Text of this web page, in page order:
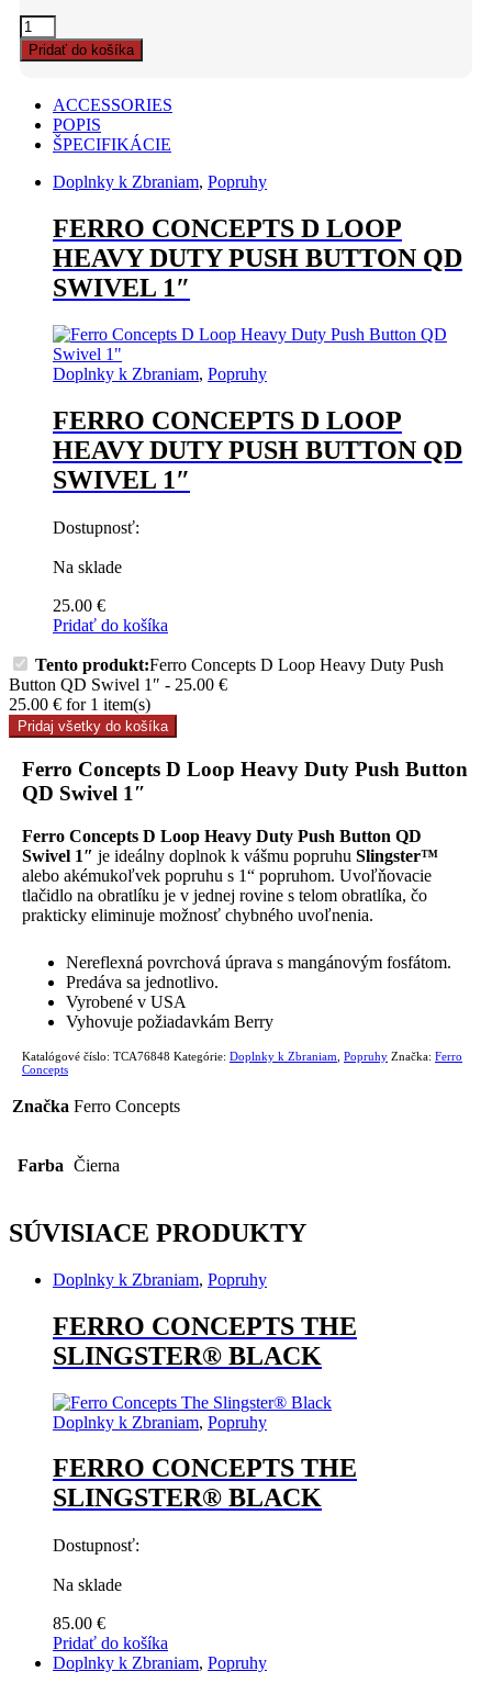
Ferro
Concepts
D
Heavy
Duty
Push
QD
quantity
Pridať do košíka
ACCESSORIES
POPIS
ŠPECIFIKÁCIE
Doplnky k Zbraniam, Popruhy
FERRO CONCEPTS D LOOP
HEAVY DUTY PUSH BUTTON QD
SWIVEL 1″
Doplnky k Zbraniam, Popruhy
FERRO CONCEPTS D LOOP
HEAVY DUTY PUSH BUTTON QD
SWIVEL 1″
Dostupnosť:
Na sklade
25.00 €
Pridať do košíka
Tento produkt:Ferro Concepts D Loop Heavy Duty Push
Button QD Swivel 1″ - 25.00 €
25.00 € for 1 item(s)
Pridaj všetky do košíka
Ferro Concepts D Loop Heavy Duty Push Button
QD Swivel 1″
Ferro Concepts D Loop Heavy Duty Push Button QD
Swivel 1″ je ideálny doplnok k vášmu popruhu Slingster™
alebo akémukoľvek popruhu s 1“ popruhom. Uvoľňovacie
tlačidlo na obratlíku je v jednej rovine s telom obratlíka, čo
prakticky eliminuje možnosť chybného uvoľnenia.
Nereflexná povrchová úprava s mangánovým fosfátom.
Predáva sa jednotlivo.
Vyrobené v USA
Vyhovuje požiadavkám Berry
Katalógové číslo: TCA76848 Kategórie: Doplnky k Zbraniam Popruhy Značka: Ferro
Concepts
Značka Ferro Concepts
Farba Čierna
SÚVISIACE PRODUKTY
Doplnky k Zbraniam, Popruhy
FERRO CONCEPTS THE
SLINGSTER® BLACK
Doplnky k Zbraniam, Popruhy
FERRO CONCEPTS THE
SLINGSTER® BLACK
Dostupnosť:
Na sklade
85.00 €
Pridať do košíka
Doplnky k Zbraniam, Popruhy